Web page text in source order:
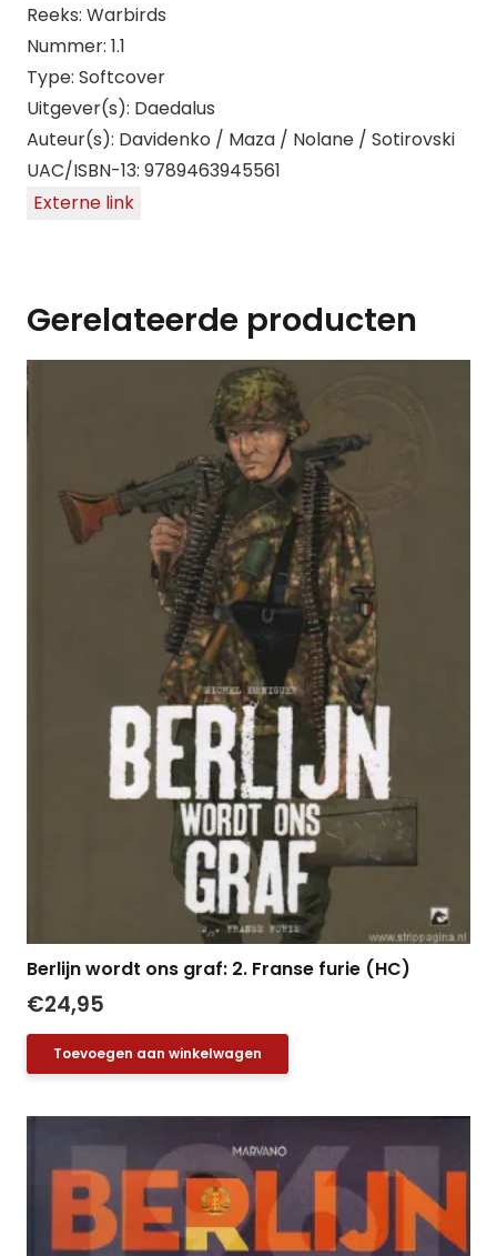
Reeks: Warbirds
Nummer: 1.1
Type: Softcover
Uitgever(s): Daedalus
Auteur(s): Davidenko / Maza / Nolane / Sotirovski
UAC/ISBN-13: 9789463945561
Externe link
Gerelateerde producten
Berlijn wordt ons graf: 2. Franse furie (HC)
€24,95
Toevoegen aan winkelwagen